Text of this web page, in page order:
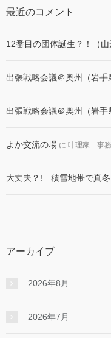
最近のコメント
12番目の団体誕生？！（山
出張戦略会議＠奥州（岩手
出張戦略会議＠奥州（岩手
よか交流の場 に 叶理家 事
大丈夫？! 積雪地帯で真冬
アーカイブ
2026年8月
2026年7月